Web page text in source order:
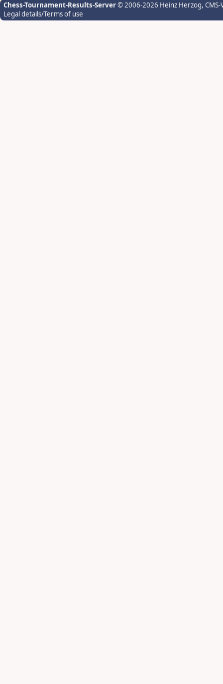
Chess-Tournament-Results-Server© 2006-2026 Heinz Herzog,
Legal details/Terms of use